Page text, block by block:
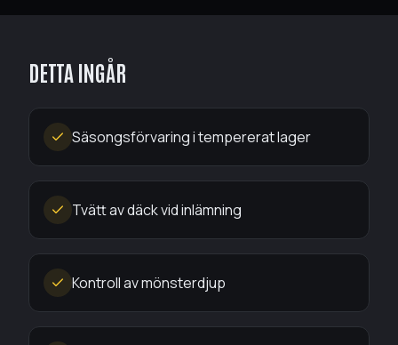
DETTA INGÅR
Säsongsförvaring i tempererat lager
Tvätt av däck vid inlämning
Kontroll av mönsterdjup